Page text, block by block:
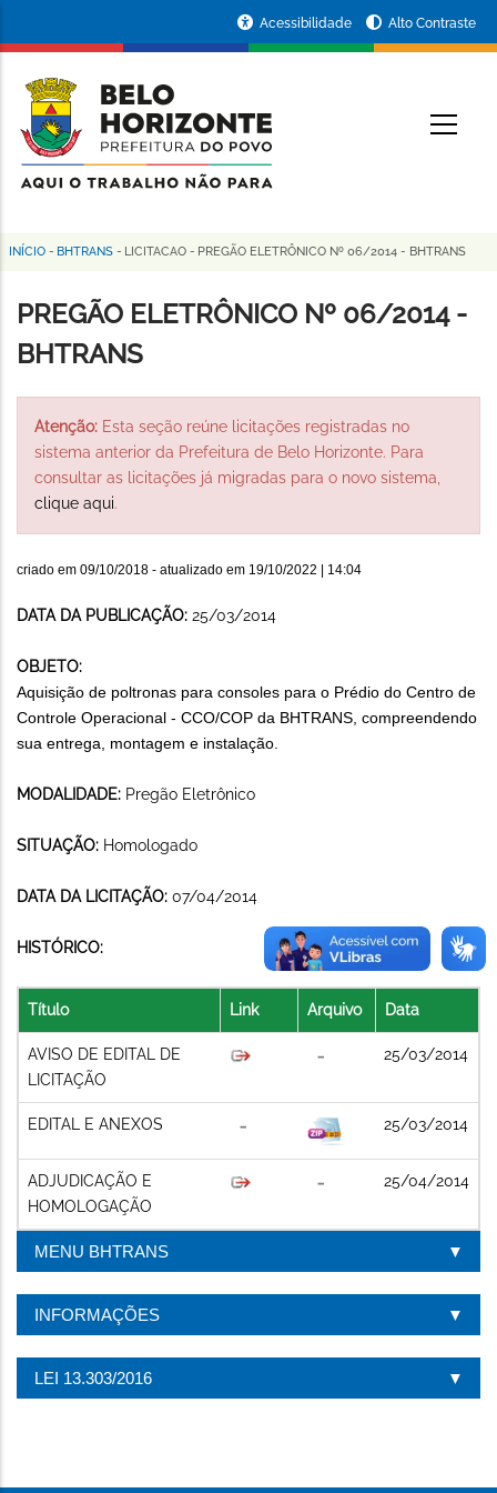
conteúdo
principal
da
Prefeitura
de
Horizonte
Acessibilidade Alto Contraste
Trilha
de
navegação
INÍCIO - BHTRANS - LICITACAO - PREGÃO ELETRÔNICO Nº 06/2014 - BHTRANS
PREGÃO ELETRÔNICO Nº 06/2014 -
BHTRANS
Atenção: Esta seção reúne licitações registradas no
sistema anterior da Prefeitura de Belo Horizonte. Para
consultar as licitações já migradas para o novo sistema,
clique aqui.
criado em 09/10/2018 - atualizado em 19/10/2022 | 14:04
DATA DA PUBLICAÇÃO: 25/03/2014
OBJETO:
Aquisição de poltronas para consoles para o Prédio do Centro de
Controle Operacional - CCO/COP da BHTRANS, compreendendo
sua entrega, montagem e instalação.
MODALIDADE: Pregão Eletrônico
SITUAÇÃO: Homologado
DATA DA LICITAÇÃO: 07/04/2014
HISTÓRICO:
Título Link Arquivo Data
AVISO DE EDITAL DE
LICITAÇÃO
25/03/2014
EDITAL E ANEXOS 25/03/2014
ADJUDICAÇÃO E
HOMOLOGAÇÃO
25/04/2014
MENU BHTRANS
INFORMAÇÕES
LEI 13.303/2016